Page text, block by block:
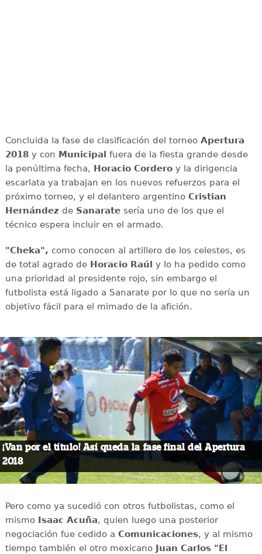
Concluida la fase de clasificación del torneo Apertura
2018y con Municipal fuera de la fiesta grande desde
la penúltima fecha, Horacio Corderoy la dirigencia
escarlata ya trabajan en los nuevos refuerzos para el
próximo torneo, y el delantero argentino Cristian
Hernández de Sanaratesería uno de los que el
técnico espera incluir en el armado.
"Cheka", como conocen al artillero de los celestes, es
de total agrado de Horacio Raúl y lo ha pedido como
una prioridad al presidente rojo, sin embargo el
futbolista está ligado a Sanarate por lo que no sería un
objetivo fácil para el mimado de la afición.
¡Van por el título! Así queda la fase final del Apertura
2018
Pero como ya sucedió con otros futbolistas, como el
mismo Isaac Acuña, quien luego una posterior
negociación fue cedido a Comunicaciones, y al mismo
tiempo también el otro mexicanoJuan Carlos "El